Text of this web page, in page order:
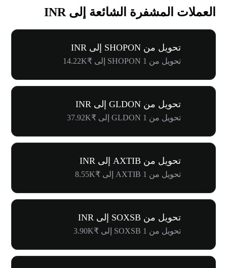
العملات المشفرة الشائعة إلى INR
تحويل من SHOPON إلى INR
تحويل من 1 SHOPON إلى ₹14.22K
تحويل من GLDON إلى INR
تحويل من 1 GLDON إلى ₹37.92K
تحويل من AXTIB إلى INR
تحويل من 1 AXTIB إلى ₹8.55K
تحويل من SOXSB إلى INR
تحويل من 1 SOXSB إلى ₹3.90K